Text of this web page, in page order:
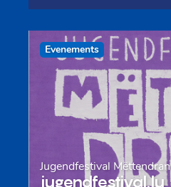
Evenements
Jugendfestival Mëttendran
jugendfestival.lu